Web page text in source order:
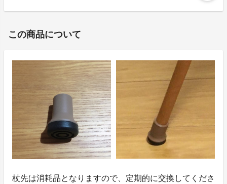
この商品について
杖先は消耗品となりますので、定期的に交換してくださ